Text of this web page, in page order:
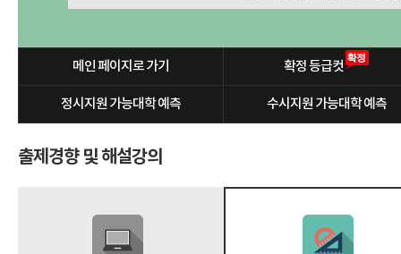
메인 페이지로 가기 확정 등급컷
정시지원 가능대학 예측 수시지원 가능대학 예측
출제경향 및 해설강의